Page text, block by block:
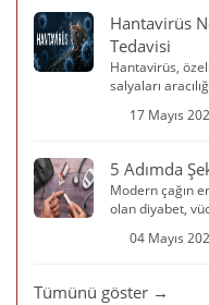
Hantavirüs
Tedavisi
Hantavirüs,
salyaları
17 Mayıs
5 Adımda
Modern çağın
olan diyabet,
04 Mayıs
Tümünü göster →